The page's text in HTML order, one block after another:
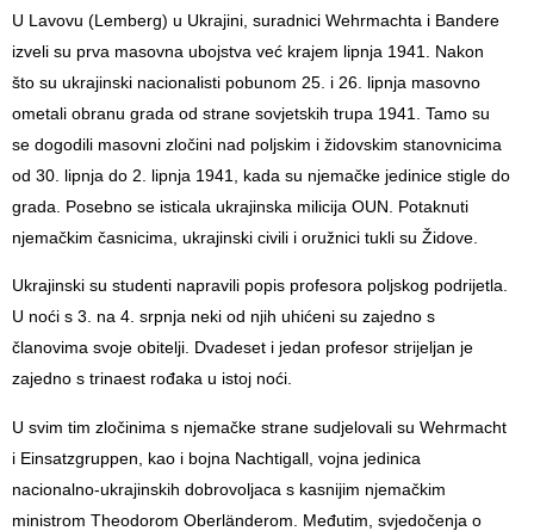
U Lavovu (Lemberg) u Ukrajini, suradnici Wehrmachta i Bandere
izveli su prva masovna ubojstva već krajem lipnja 1941. Nakon
što su ukrajinski nacionalisti pobunom 25. i 26. lipnja masovno
ometali obranu grada od strane sovjetskih trupa 1941. Tamo su
se dogodili masovni zločini nad poljskim i židovskim stanovnicima
od 30. lipnja do 2. lipnja 1941, kada su njemačke jedinice stigle do
grada. Posebno se isticala ukrajinska milicija OUN. Potaknuti
njemačkim časnicima, ukrajinski civili i oružnici tukli su Židove.
Ukrajinski su studenti napravili popis profesora poljskog podrijetla.
U noći s 3. na 4. srpnja neki od njih uhićeni su zajedno s
članovima svoje obitelji. Dvadeset i jedan profesor strijeljan je
zajedno s trinaest rođaka u istoj noći.
U svim tim zločinima s njemačke strane sudjelovali su Wehrmacht
i Einsatzgruppen, kao i bojna Nachtigall, vojna jedinica
nacionalno-ukrajinskih dobrovoljaca s kasnijim njemačkim
ministrom Theodorom Oberländerom. Međutim, svjedočenja o